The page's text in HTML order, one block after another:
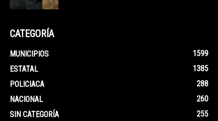
CATEGORÍA
MUNICIPIOS
1599
ESTATAL
1385
POLICIACA
288
NACIONAL
260
SIN CATEGORÍA
255